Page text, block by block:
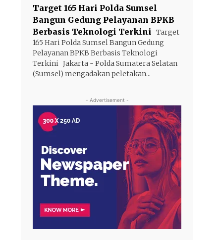
Target 165 Hari Polda Sumsel
Bangun Gedung Pelayanan BPKB
Berbasis Teknologi Terkini Target
165 Hari Polda Sumsel Bangun Gedung
Pelayanan BPKB Berbasis Teknologi
Terkini Jakarta - Polda Sumatera Selatan
(Sumsel) mengadakan peletakan...
- Advertisement -